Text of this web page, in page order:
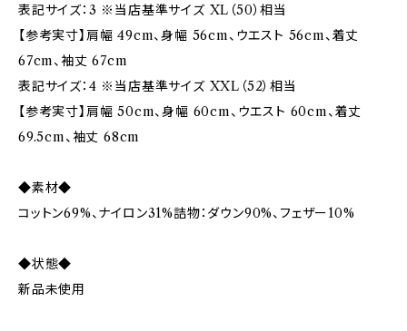
表記サイズ：3 ※当店基準サイズ XL（50）相当
【参考実寸】肩幅 49cm、身幅 56cm、ウエスト 56cm、着丈
67cm、袖丈 67cm
表記サイズ：4 ※当店基準サイズ XXL（52）相当
【参考実寸】肩幅 50cm、身幅 60cm、ウエスト 60cm、着丈
69.5cm、袖丈 68cm
◆素材◆
コットン69%、ナイロン31%詰物：ダウン90%、フェザー10%
◆状態◆
新品未使用